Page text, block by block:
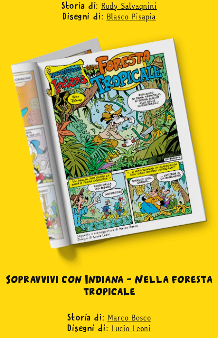
Storia di: Rudy Salvagnini
Disegni di: Blasco Pisapia
Sopravvivi con Indiana – Nella foresta
tropicale
Storia di: Marco Bosco
Disegni di: Lucio Leoni